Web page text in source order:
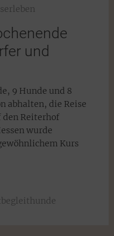
und
9 Hunde und 8
abhalten, die Reise
den Reiterhof
wurde
Kurs